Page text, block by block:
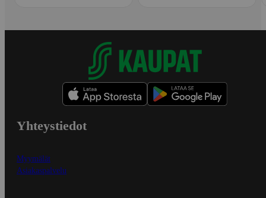
Yhteystiedot
Myymälät
Asiakaspalvelu